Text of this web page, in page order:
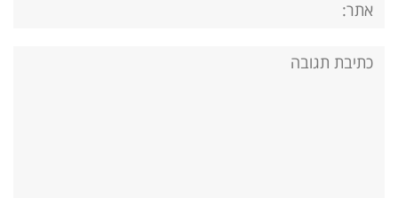
תגובה: